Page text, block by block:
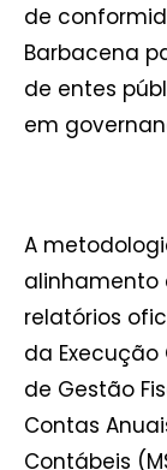
de
Barbacena
de entes
em
A
alinhamento
relatórios
da Execução
de Gestão
Contas
Contábeis